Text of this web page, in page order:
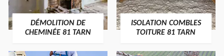
DÉMOLITION DE
CHEMINÉE 81 TARN
ISOLATION COMBLES
TOITURE 81 TARN